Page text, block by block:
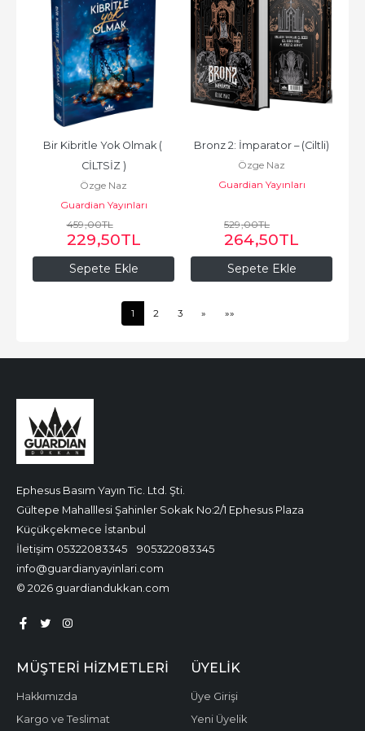
Sepete Ekle
Bir Kibritle Yok Olmak (
CİLTSİZ )
Özge Naz
Guardian Yayınları
459,00TL
229,50TL
Sepete Ekle
Bronz 2: İmparator – (Ciltli)
Özge Naz
Guardian Yayınları
529,00TL
264,50TL
1 2 3 » »»
Ephesus Basım Yayın Tic. Ltd. Şti.
Gültepe Mahalllesi Şahinler Sokak No:2/1 Ephesus Plaza
Küçükçekmece İstanbul
İletişim 05322083345
905322083345
info@guardianyayinlari.com
© 2026 guardiandukkan.com
MÜŞTERI HIZMETLERI
Hakkımızda
Kargo ve Teslimat
ÜYELIK
Üye Girişi
Yeni Üyelik